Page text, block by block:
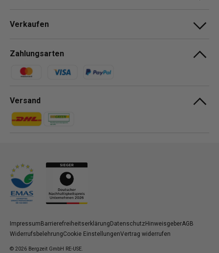
Verkaufen
Zahlungsarten
Zahlungsmethoden
Versand
Zahlungsmethoden
Zahlungsmethoden
ImpressumBarrierefreiheitserklärungDatenschutzHinweisgeberAGB
WiderrufsbelehrungCookie EinstellungenVertrag widerrufen
© 2026 Bergzeit GmbH RE-USE.